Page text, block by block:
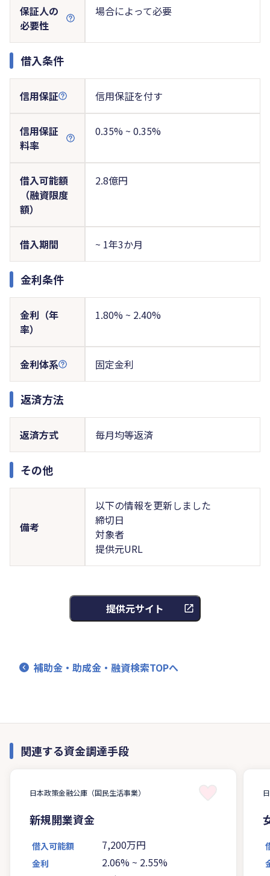
保証人の
必要性
場合によって必要
借入条件
信用保証 信用保証を付す
信用保証
料率
0.35% ~ 0.35%
借入可能額
（融資限度
額）
2.8億円
借入期間 ~ 1年3か月
金利条件
金利（年
率）
1.80% ~ 2.40%
金利体系 固定金利
返済方法
返済方式 毎月均等返済
その他
備考
以下の情報を更新しました
締切日
対象者
提供元URL
提供元サイト
補助金・助成金・融資検索TOPへ
関連する資金調達手段
日本政策金融公庫（国民生活事業）
新規開業資金
借入可能額 7,200万円
金利 2.06% ~ 2.55%